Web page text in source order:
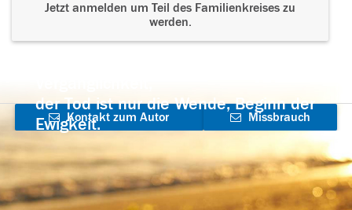
Jetzt anmelden um Teil des Familienkreises zu
werden.
der Tod ist nur die Wende, Beginn der
Ewigkeit.
Kontakt zum Autor
aufnehmen
Missbrauch